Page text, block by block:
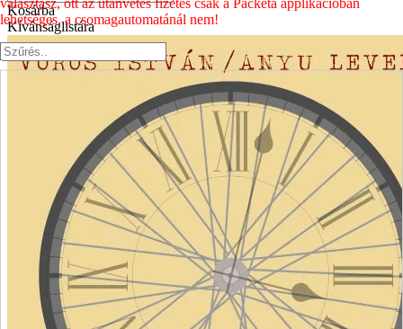
Kosárba
Kívánságlistára
lehetséges, a csomagautomatánál nem!